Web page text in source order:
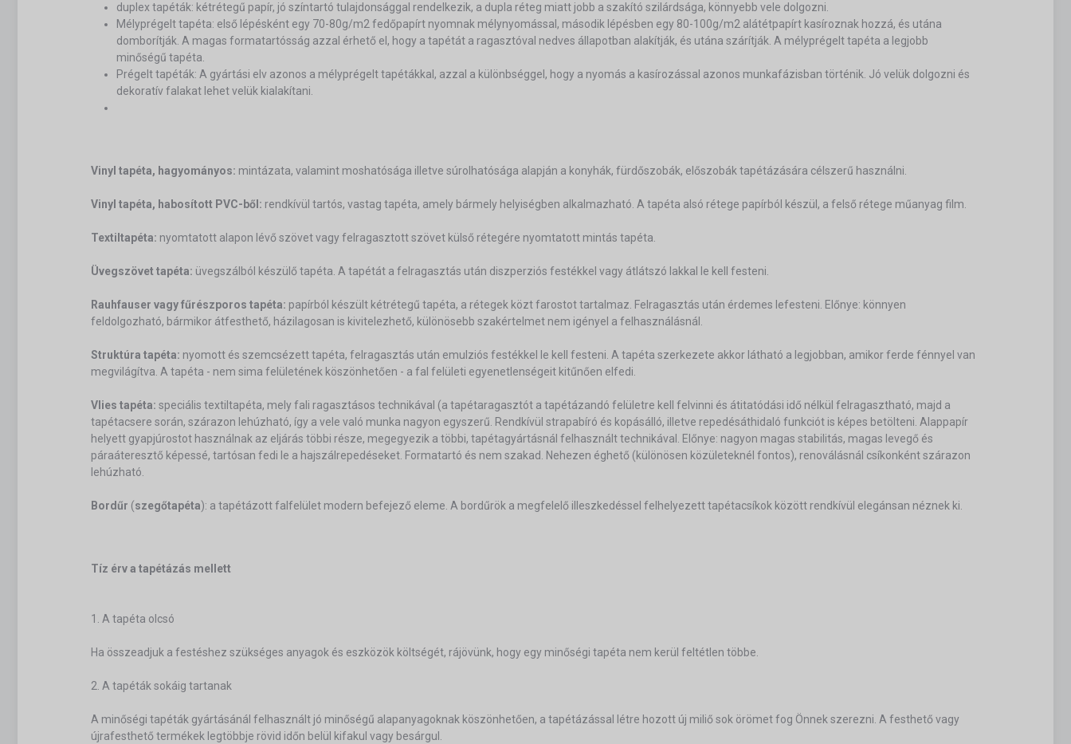
duplex tapéták: kétrétegű papír, jó színtartó tulajdonsággal rendelkezik, a dupla réteg miatt jobb a szakító szilárdsága, könnyebb vele dolgozni.
Mélyprégelt tapéta: első lépésként egy 70-80g/m2 fedőpapírt nyomnak mélynyomással, második lépésben egy 80-100g/m2 alátétpapírt kasíroznak hozzá, és utána
domborítják. A magas formatartósság azzal érhető el, hogy a tapétát a ragasztóval nedves állapotban alakítják, és utána szárítják. A mélyprégelt tapéta a legjobb
minőségű tapéta.
Prégelt tapéták: A gyártási elv azonos a mélyprégelt tapétákkal, azzal a különbséggel, hogy a nyomás a kasírozással azonos munkafázisban történik. Jó velük dolgozni és
dekoratív falakat lehet velük kialakítani.
Vinyl tapéta, hagyományos: mintázata, valamint moshatósága illetve súrolhatósága alapján a konyhák, fürdőszobák, előszobák tapétázására célszerű használni.
Vinyl tapéta, habosított PVC-ből: rendkívül tartós, vastag tapéta, amely bármely helyiségben alkalmazható. A tapéta alsó rétege papírból készül, a felső rétege műanyag film.
Textiltapéta: nyomtatott alapon lévő szövet vagy felragasztott szövet külső rétegére nyomtatott mintás tapéta.
Üvegszövet tapéta: üvegszálból készülő tapéta. A tapétát a felragasztás után diszperziós festékkel vagy átlátszó lakkal le kell festeni.
Rauhfauser vagy fűrészporos tapéta: papírból készült kétrétegű tapéta, a rétegek közt farostot tartalmaz. Felragasztás után érdemes lefesteni. Előnye: könnyen
feldolgozható, bármikor átfesthető, házilagosan is kivitelezhető, különösebb szakértelmet nem igényel a felhasználásnál.
Struktúra tapéta: nyomott és szemcsézett tapéta, felragasztás után emulziós festékkel le kell festeni. A tapéta szerkezete akkor látható a legjobban, amikor ferde fénnyel van
megvilágítva. A tapéta - nem sima felületének köszönhetően - a fal felületi egyenetlenségeit kitűnően elfedi.
Vlies tapéta: speciális textiltapéta, mely fali ragasztásos technikával (a tapétaragasztót a tapétázandó felületre kell felvinni és átitatódási idő nélkül felragasztható, majd a
tapétacsere során, szárazon lehúzható, így a vele való munka nagyon egyszerű. Rendkívül strapabíró és kopásálló, illetve repedésáthidaló funkciót is képes betölteni. Alappapír
helyett gyapjúrostot használnak az eljárás többi része, megegyezik a többi, tapétagyártásnál felhasznált technikával. Előnye: nagyon magas stabilitás, magas levegő és
páraáteresztő képessé, tartósan fedi le a hajszálrepedéseket. Formatartó és nem szakad. Nehezen éghető (különösen közületeknél fontos), renoválásnál csíkonként szárazon
lehúzható.
Bordűr (szegőtapéta): a tapétázott falfelület modern befejező eleme. A bordűrök a megfelelő illeszkedéssel felhelyezett tapétacsíkok között rendkívül elegánsan néznek ki.
Tíz érv a tapétázás mellett
1. A tapéta olcsó
Ha összeadjuk a festéshez szükséges anyagok és eszközök költségét, rájövünk, hogy egy minőségi tapéta nem kerül feltétlen többe.
2. A tapéták sokáig tartanak
A minőségi tapéták gyártásánál felhasznált jó minőségű alapanyagoknak köszönhetően, a tapétázással létre hozott új miliő sok örömet fog Önnek szerezni. A festhető vagy
újrafesthető termékek legtöbbje rövid időn belül kifakul vagy besárgul.